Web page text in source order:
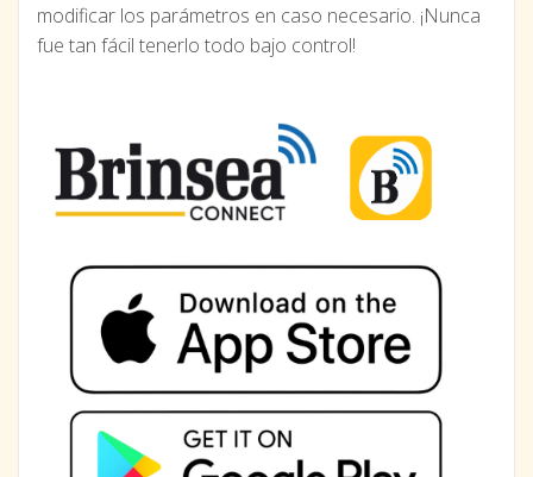
modificar los parámetros en caso necesario. ¡Nunca
fue tan fácil tenerlo todo bajo control!